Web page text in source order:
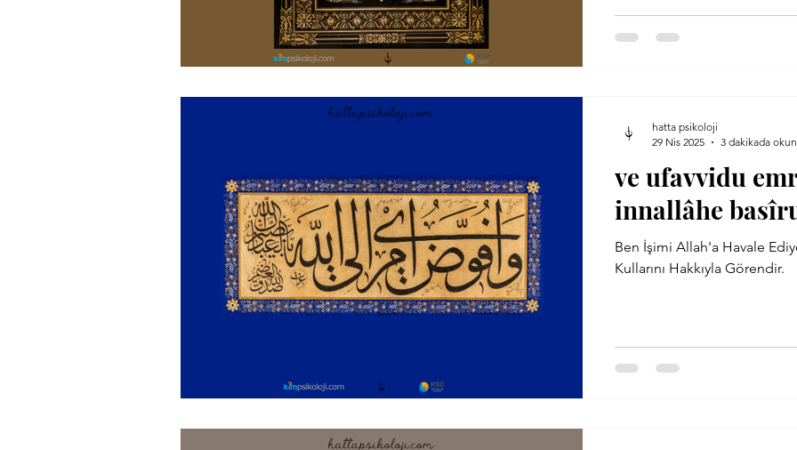
ve ufavvidu
innallâhe
Ben İşimi Allah'a Havale
Kullarını Hakkıyla Görendir.
hatta psikoloji
29 Nis 2025
3 dakikada